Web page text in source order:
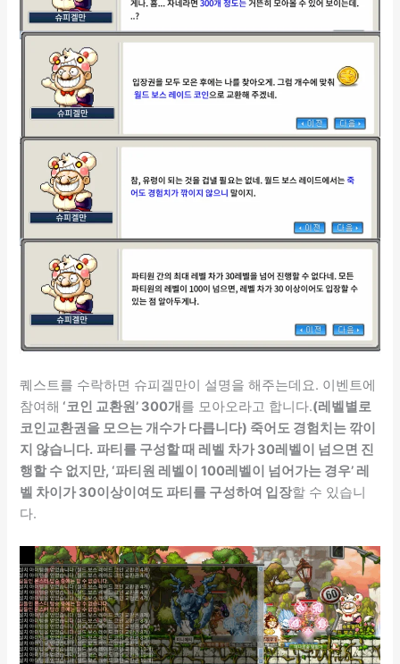
퀘스트를 수락하면 슈피겔만이 설명을 해주는데요. 이벤트에
참여해 ‘코인 교환원’ 300개 를 모아오라고 합니다.(레벨별로
코인교환권을 모으는 개수가 다릅니다) 죽어도 경험치는 깎이
지 않습니다. 파티를 구성할 때 레벨 차가 30레벨이 넘으면 진
행할 수 없지만, ‘파티원 레벨이 100레벨이 넘어가는 경우’ 레
벨 차이가 30이상이여도 파티를 구성하여 입장할 수 있습니
다.